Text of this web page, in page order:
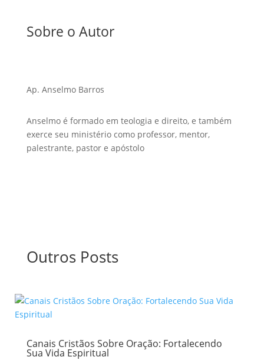
Sobre o Autor
Ap. Anselmo Barros
Anselmo é formado em teologia e direito, e também
exerce seu ministério como professor, mentor,
palestrante, pastor e apóstolo
Outros Posts
Canais Cristãos Sobre Oração: Fortalecendo
Sua Vida Espiritual